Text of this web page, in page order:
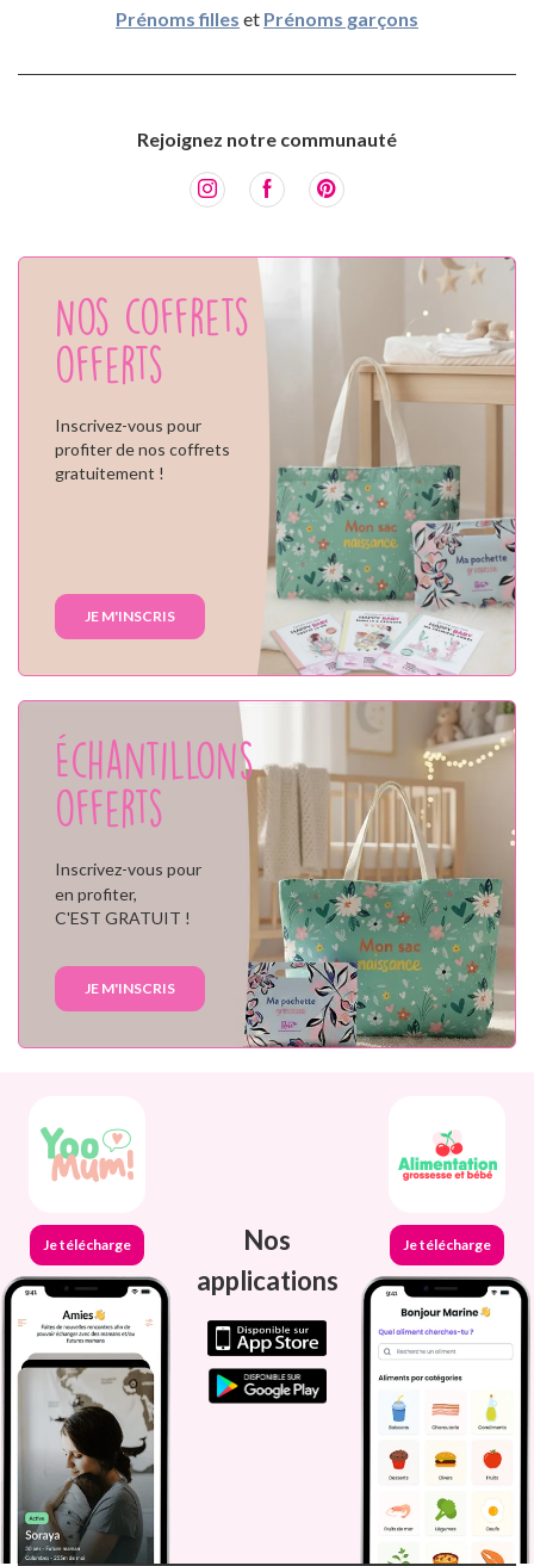
Prénoms filles et Prénoms garçons
Rejoignez notre communauté
Nos coffrets
offerts
Inscrivez-vous pour
profiter de nos coffrets
gratuitement !
JE M'INSCRIS
Échantillons
offerts
Inscrivez-vous pour
en profiter,
C'EST GRATUIT !
JE M'INSCRIS
Je télécharge
Nos
applications
Je télécharge